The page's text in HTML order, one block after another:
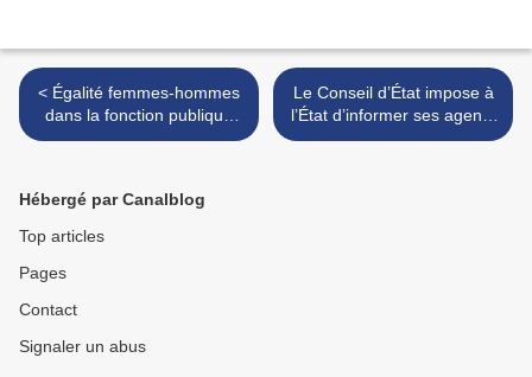
< Égalité femmes-hommes
dans la fonction publique
territoriale : des progrès
Le Conseil d’État impose à
l’État d’informer ses agents
sur leurs droits à congés
Hébergé par Canalblog
Top articles
Pages
Contact
Signaler un abus